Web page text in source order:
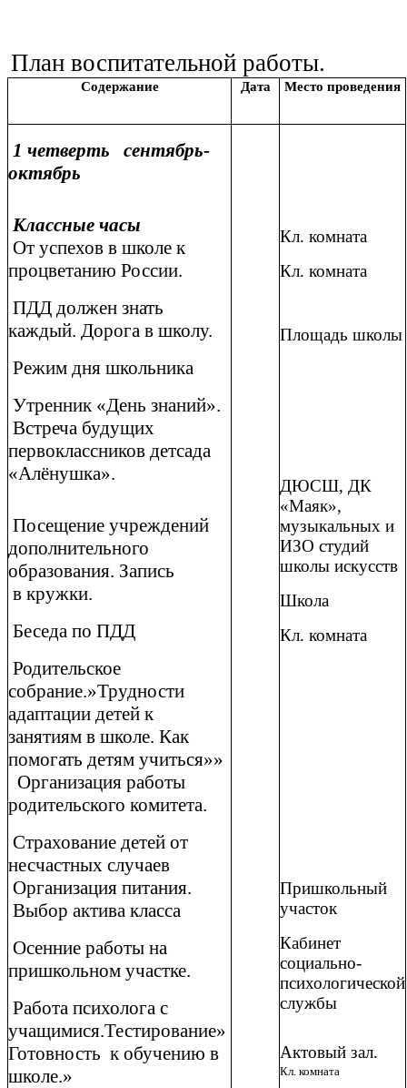
План воспитательной работы.
Содержание Дата Место проведения
1 четверть сентябрь-
октябрь
Классные часы
От успехов в школе к
процветанию России.
ПДД должен знать
каждый. Дорога в школу.
Режим дня школьника
Утренник «День знаний».
Встреча будущих
первоклассников детсада
«Алёнушка».
Посещение учреждений
дополнительного
образования. Запись
в кружки.
Беседа по ПДД
Родительское
собрание.»Трудности
адаптации детей к
занятиям в школе. Как
помогать детям учиться»»
Организация работы
родительского комитета.
Страхование детей от
несчастных случаев
Организация питания.
Выбор актива класса
Осенние работы на
пришкольном участке.
Работа психолога с
учащимися.Тестирование»
Готовность к обучению в
школе.»
Кл. комната
Кл. комната
Площадь школы
ДЮСШ, ДК
«Маяк»,
музыкальных и
ИЗО студий
школы искусств
Школа
Кл. комната
Пришкольный
участок
Кабинет
социально-
психологической
службы
Актовый зал.
Кл. комната